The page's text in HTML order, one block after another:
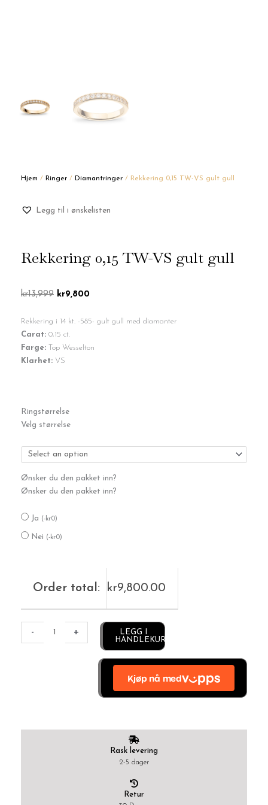
Hjem / Ringer / Diamantringer / Rekkering 0,15 TW-VS gult gull
Legg til i ønskelisten
Rekkering 0,15 TW-VS gult gull
kr13,999 Opprinnelig
var:
kr13,999.
kr9,800
er:
Rekkering i 14 kt. -585- gult gull med diamanter
Carat: 0,15 ct.
Farge: Top Wesselton
Klarhet: VS
Ringstørrelse
Velg størrelse
Ønsker du den pakket inn?
Ønsker du den pakket inn?
Ja (-kr0)
Nei (-kr0)
Order total: kr9,800.00
-
0,15
TW-
gult
gull
antall
+
LEGG I
HANDLEKURV
Rask levering
2-5 dager
Retur